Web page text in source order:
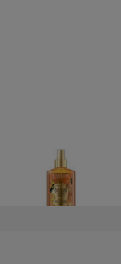
Rosto E Corpo 150 Ml